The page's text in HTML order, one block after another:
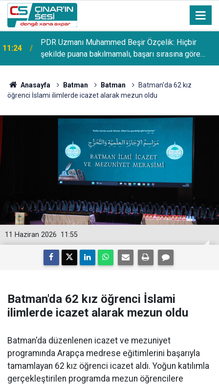
11:24
PDR Uzmanı Muhammed Beşir Özçelik: Hiçbir
şekilde puana bakılmamalı, başarı sırasına göre
tercih yapılmalı
Anasayfa Batman Batman
Batman'da 62 kız
öğrenci İslami ilimlerde icazet alarak mezun oldu
11:55
11 Haziran 2026
Batman'da 62 kız öğrenci İslami
ilimlerde icazet alarak mezun oldu
Batman'da düzenlenen icazet ve mezuniyet
programında Arapça medrese eğitimlerini başarıyla
tamamlayan 62 kız öğrenci icazet aldı. Yoğun katılımla
gerçekleştirilen programda mezun öğrencilere